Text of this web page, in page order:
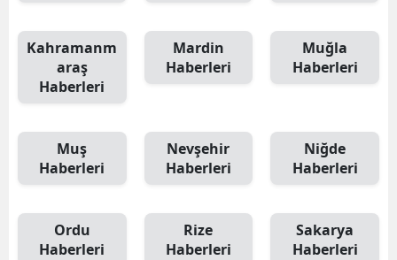
Kahramanm
araş
Haberleri
Mardin
Haberleri
Muğla
Haberleri
Muş
Haberleri
Nevşehir
Haberleri
Niğde
Haberleri
Ordu
Haberleri
Rize
Haberleri
Sakarya
Haberleri